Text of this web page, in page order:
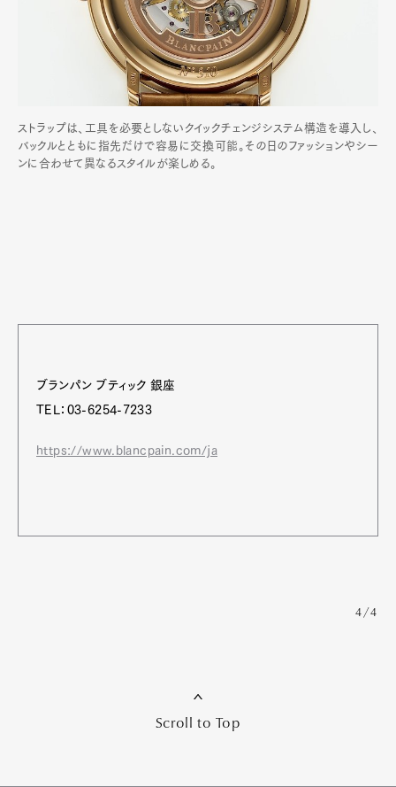
ストラップは、工具を必要としないクイックチェンジシステム構造を導入し、
バックルとともに指先だけで容易に交換可能。その日のファッションやシー
ンに合わせて異なるスタイルが楽しめる。
ブランパン ブティック 銀座
TEL：03-6254-7233
https://www.blancpain.com/ja
4/4
Scroll to Top